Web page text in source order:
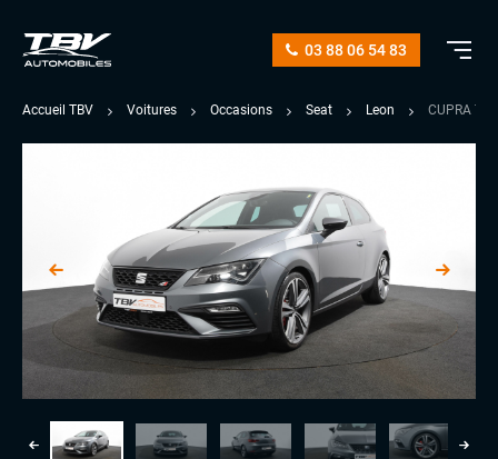
03 88 06 54 83
Accueil TBV Voitures Occasions Seat Leon CUPRA TSI